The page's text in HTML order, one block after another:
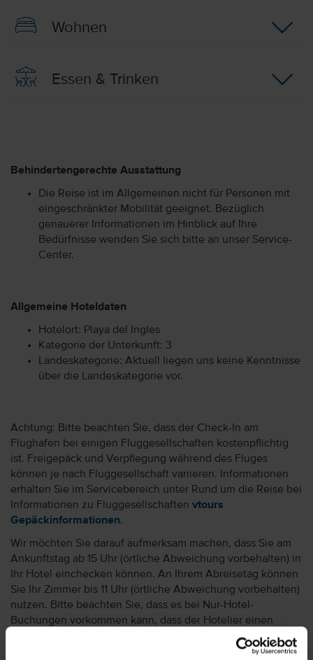
Wohnen
Essen & Trinken
Behindertengerechte Ausstattung
Die Reise ist im Allgemeinen nicht für Personen mit
eingeschränkter Mobilität geeignet. Bezüglich
genauerer Informationen im Hinblick auf Ihre
Bedürfnisse wenden Sie sich bitte an unser Service-
Center.
Allgemeine Hoteldaten
Hotelort: Playa del Ingles
Kategorie der Unterkunft: 3
Landeskategorie: Aktuell liegen uns keine Kenntnisse
über die Landeskategorie vor.
Achtung: Bitte beachten Sie, dass der Check-In am
Flughafen bei einigen Fluggesellschaften kostenpflichtig
ist. Freigepäck und Verpflegung während des Fluges
können je nach Fluggesellschaft variieren. Informationen
erhalten Sie im Servicebereich unter Rund um die Reise bei
Informationen zu Fluggesellschaften vtours
Gepäckinformationen.
Wir möchten Sie darauf aufmerksam machen, dass Sie am
Ankunftstag ab 15 Uhr (örtliche Abweichung vorbehalten) in
Ihr Hotel einchecken können. An Ihrem Abreisetag können
Sie Ihr Zimmer bis 11 Uhr (örtliche Abweichung vorbehalten)
nutzen. Bitte beachten Sie, dass es bei Nur-Hotel-
Buchungen vorkommen kann, dass der Hotelier einen
Nachweis der Anreise aus einem EU-Land oder der Schweiz
fordert. Sollte ein derartiger Nachweis nicht gelingen, kann